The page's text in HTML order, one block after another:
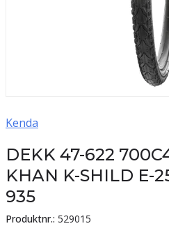
Kenda
DEKK 47-622
KHAN K-SHILD E-
935
Produktnr.: 529015